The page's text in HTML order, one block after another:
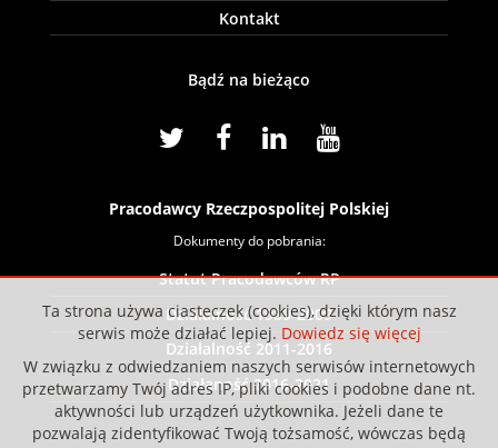
Kontakt
Bądź na bieżąco
Pracodawcy Rzeczpospolitej Polskiej
Dokumenty do pobrania:
Statut Pracodawców RP
Działalność 1989-2009
Działalność 2011-2016
Działaność 2016-2021
Ta strona używa ciasteczek (cookies), dzięki którym nasz
serwis może działać lepiej. Dowiedz się więcej
W związku z odwiedzaniem naszych serwisów internetowych
przetwarzamy Twój adres IP, pliki cookies i podobne dane nt.
aktywności lub urządzeń użytkownika. Jeżeli dane te
pozwalają zidentyfikować Twoją tożsamość, wówczas będą